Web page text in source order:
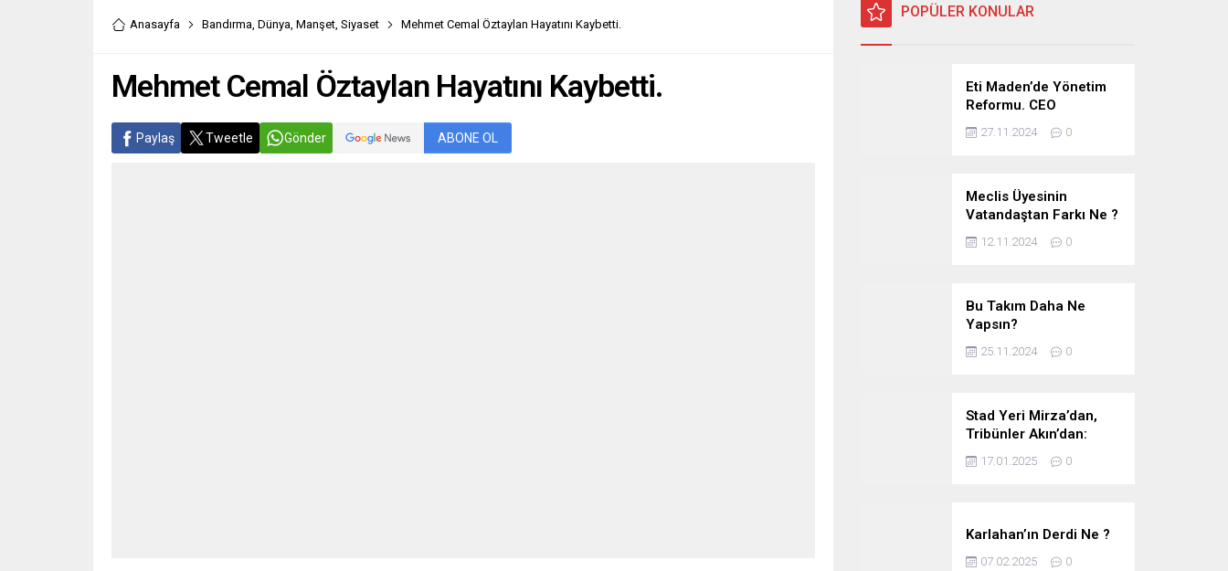
Anasayfa Bandırma, Dünya, Manşet, Siyaset Mehmet Cemal Öztaylan Hayatını Kaybetti.
Mehmet Cemal Öztaylan Hayatını Kaybetti.
Paylaş Tweetle Gönder ABONE OL
POPÜLER KONULAR
Eti Maden’de Yönetim
Reformu. CEO
Modeli’nde Kadro /
Taşeron İşçilik Ayrımı
27.11.2024 0
Meclis Üyesinin
Vatandaştan Farkı Ne ?
12.11.2024 0
Bu Takım Daha Ne
Yapsın?
25.11.2024 0
Stad Yeri Mirza’dan,
Tribünler Akın’dan:
Geriye Bakanlık Kaldı.
17.01.2025 0
Karlahan’ın Derdi Ne ?
07.02.2025 0